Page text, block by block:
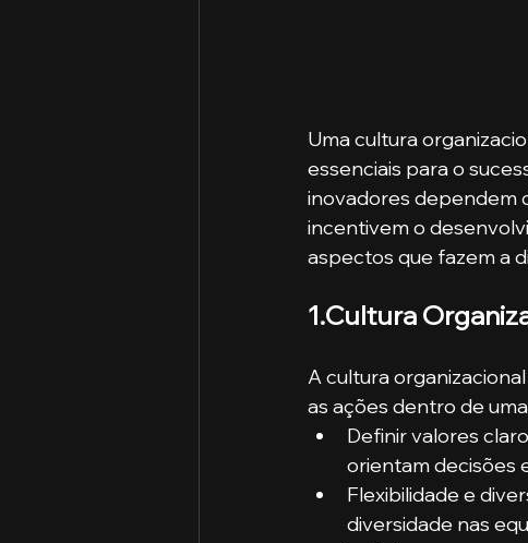
Uma cultura
essenciais para o
inovadores dependem
incentivem o
aspectos que fazem a
1.Cultura
A cultura
as ações dentro de
Definir valores
orientam decisões
Flexibilidade e
diversidade nas